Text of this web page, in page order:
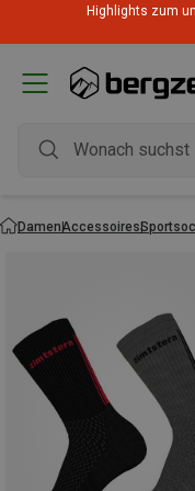
Highlights zum
DamenAccessoires